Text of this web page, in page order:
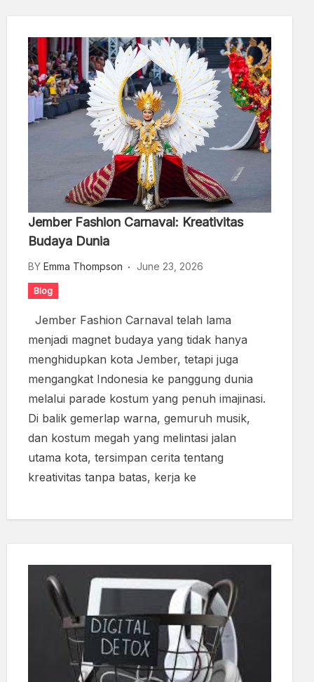
Jember Fashion Carnaval: Kreativitas
Budaya Dunia
BY Emma Thompson June 23, 2026
Blog
Jember Fashion Carnaval telah lama
menjadi magnet budaya yang tidak hanya
menghidupkan kota Jember, tetapi juga
mengangkat Indonesia ke panggung dunia
melalui parade kostum yang penuh imajinasi.
Di balik gemerlap warna, gemuruh musik,
dan kostum megah yang melintasi jalan
utama kota, tersimpan cerita tentang
kreativitas tanpa batas, kerja ke